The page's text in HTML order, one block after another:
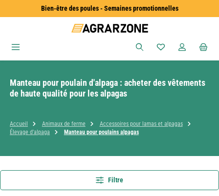
Passer au contenu principalBien-être des poules - Semaines promotionnelles
Vous avez 0
Manteau pour poulain d'alpaga : acheter des vêtements
de haute qualité pour les alpagas
Accueil Animaux de ferme
Accessoires pour lamas et alpagas
Élevage d'alpaga
Manteau pour poulains alpagas
Filtre